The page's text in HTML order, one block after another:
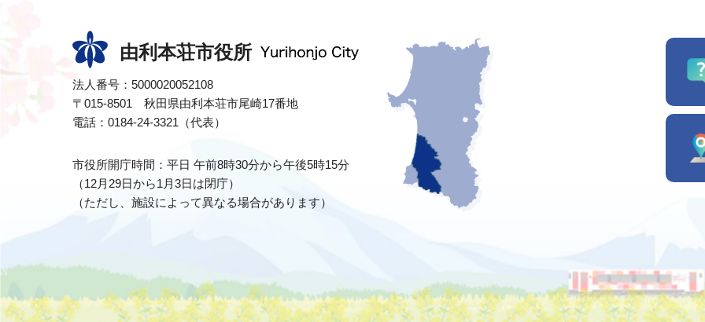
由利本荘市役所
法人番号：5000020052108
〒015-8501 秋田県由利本荘市尾崎17番地
電話：0184-24-3321（代表）
市役所開庁時間：平日 午前8時30分から午後5時15分
（12月29日から1月3日は閉庁）
（ただし、施設によって異なる場合があります）